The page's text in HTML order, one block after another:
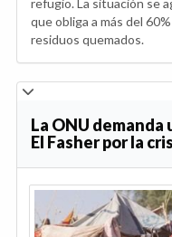
que obliga a más del
residuos quemados.
La ONU
El Fasher por la